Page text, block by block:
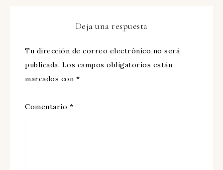
Deja una respuesta
Tu dirección de correo electrónico no será
publicada. Los campos obligatorios están
marcados con *
Comentario *